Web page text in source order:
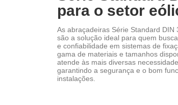
para o setor
As abraçadeiras Série Standard DIN
são a solução ideal para quem
e confiabilidade em sistemas de
gama de materiais e tamanhos
atende às mais diversas
garantindo a segurança e o bom
instalações.